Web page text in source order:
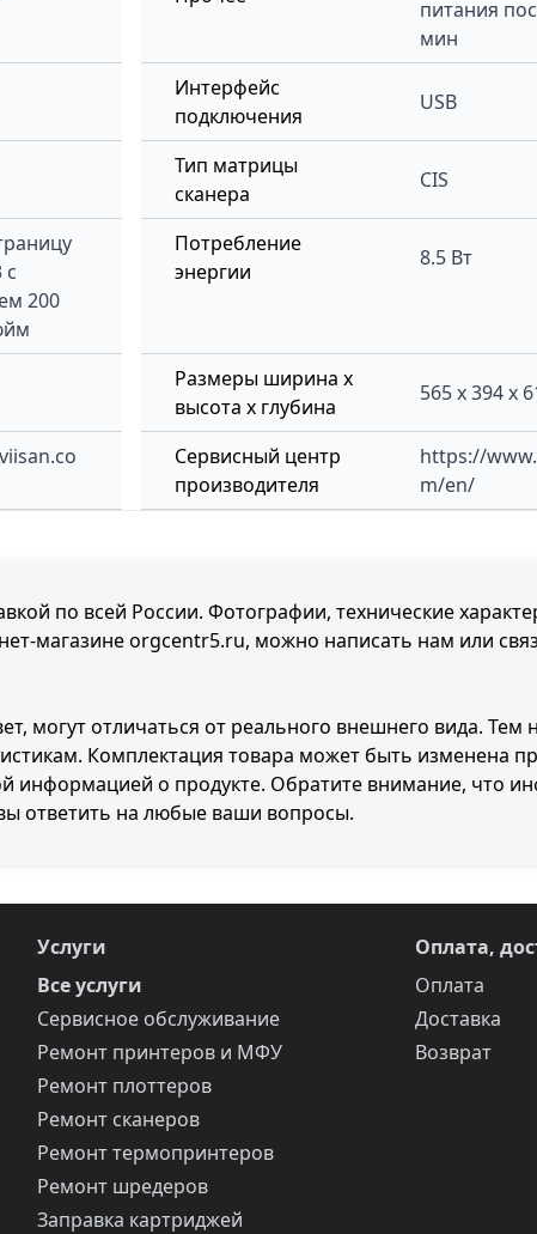
питания
мин
Интерфейс
подключения
USB
Тип матрицы
сканера
CIS
200
Потребление
энергии
8.5 Вт
Размеры ширина x
высота x глубина
565 х 394 х
Сервисный центр
производителя
https://
m/en/
по всей России. Фотографии, технические
магазине orgcentr5.ru, можно написать нам или
могут отличаться от реального внешнего вида.
Комплектация товара может быть изменена
информацией о продукте. Обратите внимание, что
ответить на любые ваши вопросы.
Услуги
Все услуги
Сервисное обслуживание
Ремонт принтеров и МФУ
Ремонт плоттеров
Ремонт сканеров
Ремонт термопринтеров
Ремонт шредеров
Заправка картриджей
Оплата,
Оплата
Доставка
Возврат